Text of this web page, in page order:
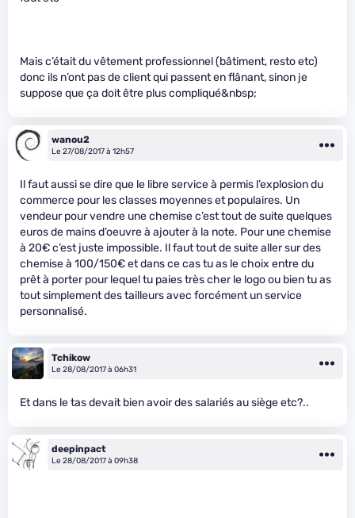
Mais c’était du vêtement professionnel (bâtiment, resto etc)
donc ils n’ont pas de client qui passent en flânant, sinon je
suppose que ça doit être plus compliqué&nbsp;
wanou2
Le 27/08/2017 à 12h57
Il faut aussi se dire que le libre service à permis l’explosion du
commerce pour les classes moyennes et populaires. Un
vendeur pour vendre une chemise c’est tout de suite quelques
euros de mains d’oeuvre à ajouter à la note. Pour une chemise
à 20€ c’est juste impossible. Il faut tout de suite aller sur des
chemise à 100/150€ et dans ce cas tu as le choix entre du
prêt à porter pour lequel tu paies très cher le logo ou bien tu as
tout simplement des tailleurs avec forcément un service
personnalisé.
Tchikow
Le 28/08/2017 à 06h31
Et dans le tas devait bien avoir des salariés au siège etc?..
deepinpact
Le 28/08/2017 à 09h38